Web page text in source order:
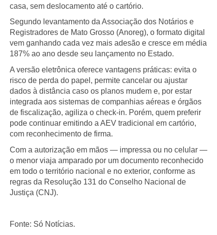
casa, sem deslocamento até o cartório.
Segundo levantamento da Associação dos Notários e
Registradores de Mato Grosso (Anoreg), o formato digital
vem ganhando cada vez mais adesão e cresce em média
187% ao ano desde seu lançamento no Estado.
A versão eletrônica oferece vantagens práticas: evita o
risco de perda do papel, permite cancelar ou ajustar
dados à distância caso os planos mudem e, por estar
integrada aos sistemas de companhias aéreas e órgãos
de fiscalização, agiliza o check-in. Porém, quem preferir
pode continuar emitindo a AEV tradicional em cartório,
com reconhecimento de firma.
Com a autorização em mãos — impressa ou no celular —
o menor viaja amparado por um documento reconhecido
em todo o território nacional e no exterior, conforme as
regras da Resolução 131 do Conselho Nacional de
Justiça (CNJ).
Fonte: Só Notícias.